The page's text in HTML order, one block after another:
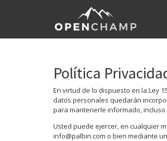
Política
En virtud de lo dispuesto en la Ley
datos personales quedarán
para mantenerle informado,
Usted puede ejercer, en cualquier
info@palbin.com o bien mediante